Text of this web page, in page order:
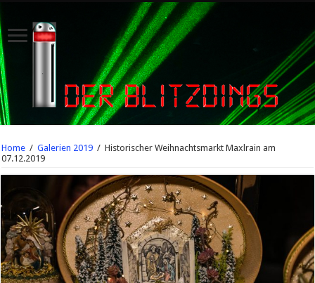
Home / Galerien 2019 / Historischer Weihnachtsmarkt Maxlrain am
07.12.2019